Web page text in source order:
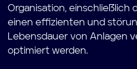
Organisation, einschließlich
einen effizienten und
Lebensdauer von Anlagen
optimiert werden.